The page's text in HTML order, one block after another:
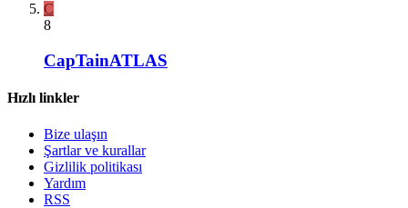
C
8
CapTainATLAS
Hızlı linkler
Bize ulaşın
Şartlar ve kurallar
Gizlilik politikası
Yardım
RSS